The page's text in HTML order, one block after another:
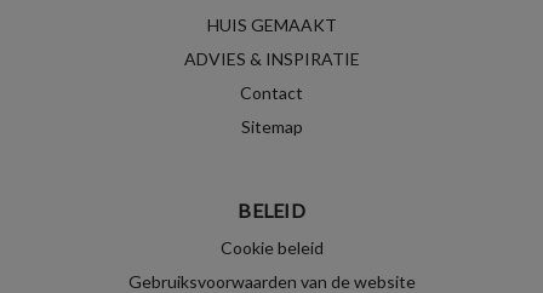
HUIS GEMAAKT
ADVIES & INSPIRATIE
Contact
Sitemap
BELEID
Cookie beleid
Gebruiksvoorwaarden van de website